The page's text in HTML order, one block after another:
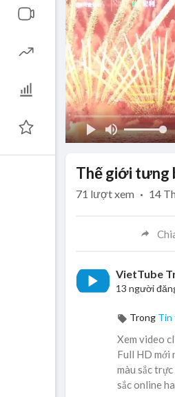
Thế giới tưng
71 lượt xem · 14
VietTube
13 người
Trong Tin
Xem video
Full HD mới
màu sắc
sắc online